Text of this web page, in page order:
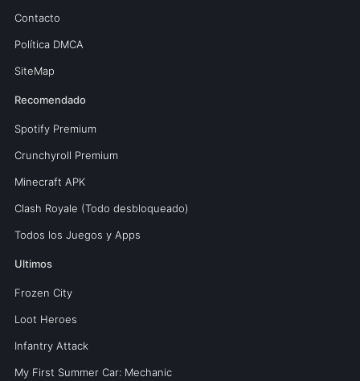
Contacto
Política DMCA
SiteMap
Recomendado
Spotify Premium
Crunchyroll Premium
Minecraft APK
Clash Royale (Todo desbloqueado)
Todos los Juegos y Apps
Ultimos
Frozen City
Loot Heroes
Infantry Attack
My First Summer Car: Mechanic